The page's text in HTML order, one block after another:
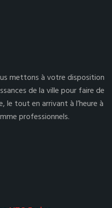
mettons à votre disposition
de la ville pour faire de
tout en arrivant à l’heure à
professionnels.